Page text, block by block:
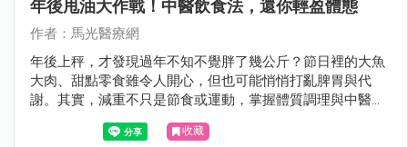
年後甩油大作戰！中醫飲食法，還你輕盈體態
作者：馬光醫療網
年後上秤，才發現過年不知不覺胖了幾公斤？節日裡的大魚
大肉、甜點零食雖令人開心，但也可能悄悄打亂脾胃與代
謝。其實，減重不只是節食或運動，掌握體質調理與中醫智
慧，同樣能讓身體輕盈、健康回歸。跟著醫師，一起學習年
後甩油的中醫妙招，從飲食、茶飲到穴位按摩，逐步恢復身
收藏